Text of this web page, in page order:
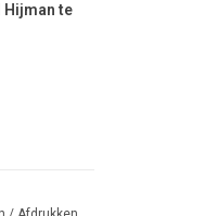
Hijman te